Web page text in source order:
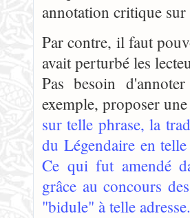
annotation critique
Par contre, il faut
avait perturbé les
Pas besoin
exemple, proposer
sur telle phrase, la
du Légendaire en
Ce qui fut amendé
grâce au concours
"bidule" à telle